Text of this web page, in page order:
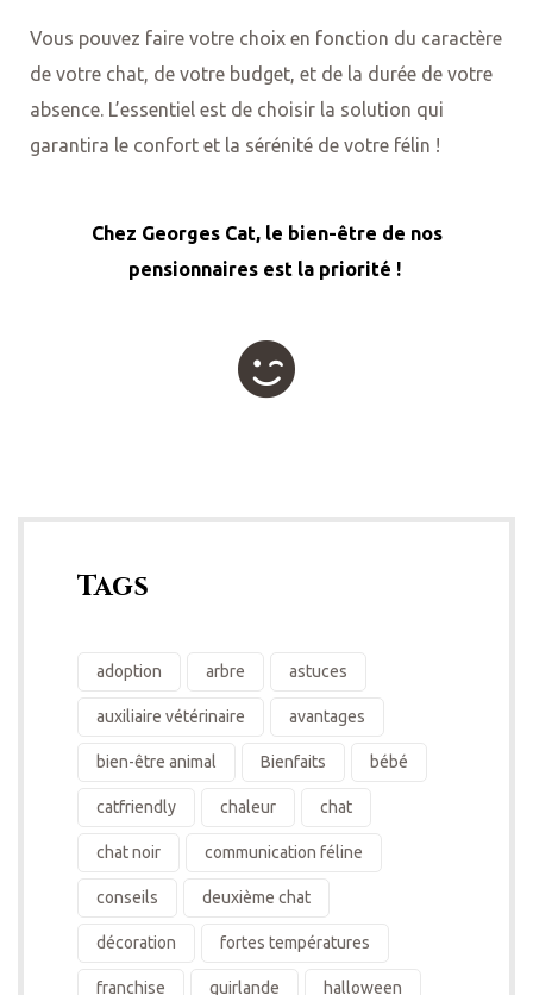
Vous pouvez faire votre choix en fonction du caractère
de votre chat, de votre budget, et de la durée de votre
absence. L’essentiel est de choisir la solution qui
garantira le confort et la sérénité de votre félin !
Chez Georges Cat, le bien-être de nos
pensionnaires est la priorité !
Tags
adoption arbre astuces
auxiliaire vétérinaire avantages
bien-être animal Bienfaits bébé
catfriendly chaleur chat
chat noir communication féline
conseils deuxième chat
décoration fortes températures
franchise guirlande halloween